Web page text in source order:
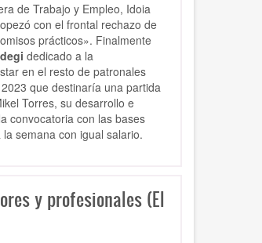
de Trabajo y Empleo, Idoia
con el frontal rechazo de
prácticos». Finalmente
dedicado a la
en el resto de patronales
que destinaría una partida
Torres, su desarrollo e
convocatoria con las bases
semana con igual salario.
y profesionales (El